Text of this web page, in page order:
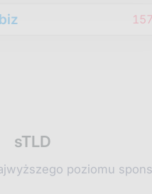
sTLD
poziomu